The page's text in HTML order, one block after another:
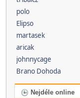
polo
Elipso
martasek
aricak
johnnycage
Brano Dohoda
Nejdéle online